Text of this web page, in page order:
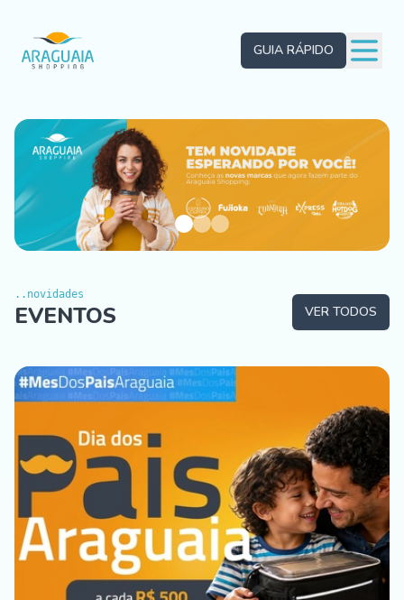
GUIA RÁPIDO
..novidades
EVENTOS VER TODOS